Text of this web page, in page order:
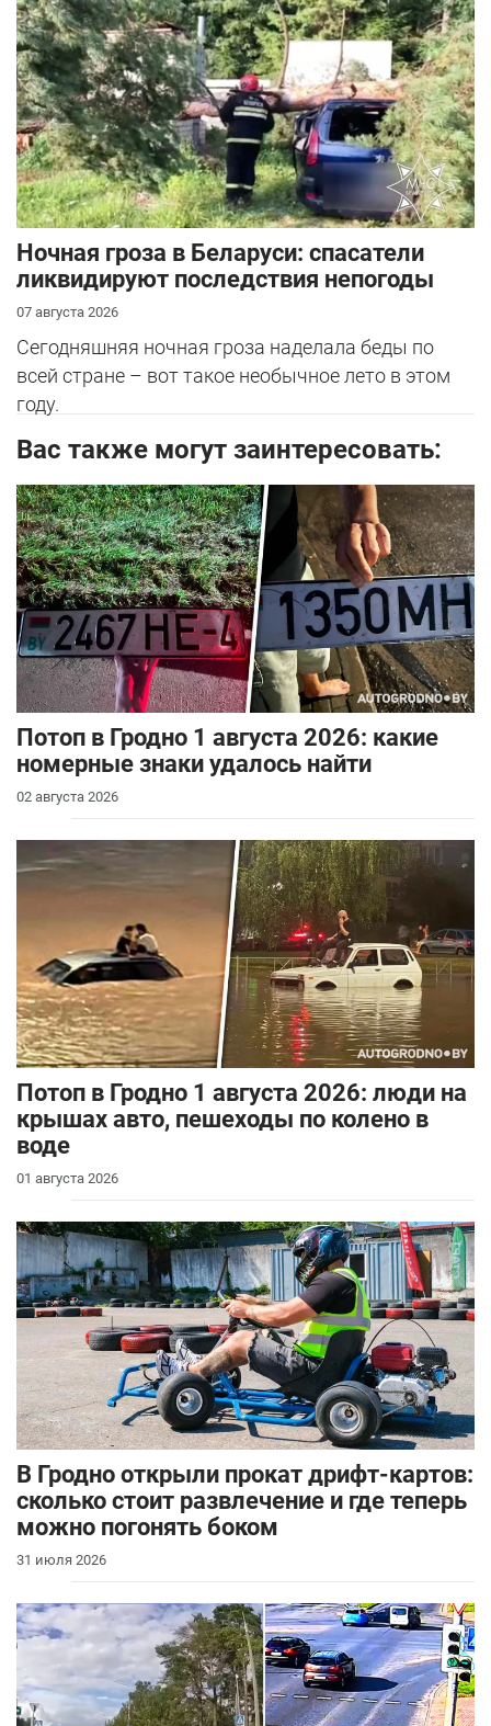
Ночная гроза в Беларуси: спасатели
ликвидируют последствия непогоды
07 августа 2026
Сегодняшняя ночная гроза наделала беды по
всей стране – вот такое необычное лето в этом
году.
Вас также могут заинтересовать:
Потоп в Гродно 1 августа 2026: какие
номерные знаки удалось найти
02 августа 2026
Потоп в Гродно 1 августа 2026: люди на
крышах авто, пешеходы по колено в
воде
01 августа 2026
В Гродно открыли прокат дрифт-картов:
сколько стоит развлечение и где теперь
можно погонять боком
31 июля 2026